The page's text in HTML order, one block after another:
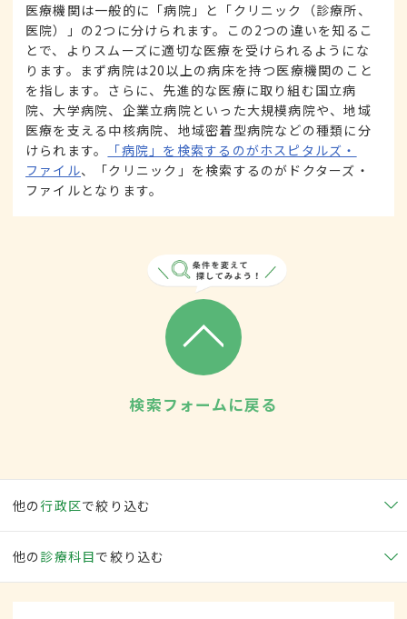
医療機関は一般的に「病院」と「クリニック（診療所、
医院）」の2つに分けられます。この2つの違いを知るこ
とで、よりスムーズに適切な医療を受けられるようにな
ります。まず病院は20以上の病床を持つ医療機関のこと
を指します。さらに、先進的な医療に取り組む国立病
院、大学病院、企業立病院といった大規模病院や、地域
医療を支える中核病院、地域密着型病院などの種類に分
けられます。
「病院」を検索するのがホスピタルズ・
ファイル、「クリニック」を検索するのがドクターズ・
ファイルとなります。
検索フォームに戻る
他の行政区で絞り込む
他の 診療科目で絞り込む